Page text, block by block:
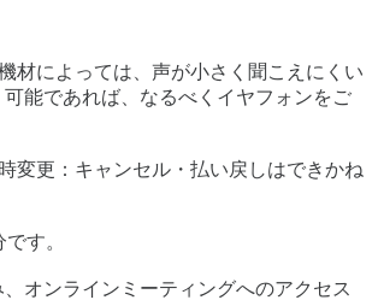
材によっては、声が小さく聞こえにくい
能であれば、なるべくイヤフォンをご
変更：キャンセル・払い戻しはできかね
す。
オンラインミーティングへのアクセス